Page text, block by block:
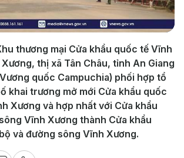
Video
thương mại Cửa khẩu quốc tế Vĩnh
thị xã Tân Châu, tỉnh An Giang
quốc Campuchia) phối hợp tổ
khai trương mở mới Cửa khẩu quốc
Xương và hợp nhất với Cửa khẩu
Vĩnh Xương thành Cửa khẩu
và đường sông Vĩnh Xương.